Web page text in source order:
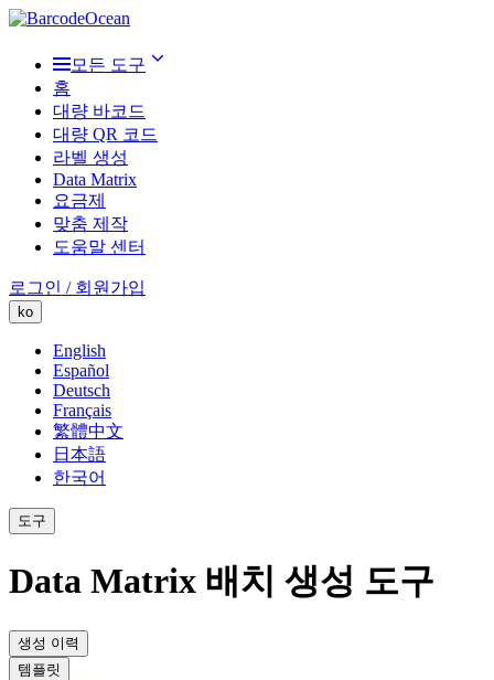
모든 도구
홈
대량 바코드
대량 QR 코드
라벨 생성
Data Matrix
요금제
맞춤 제작
도움말 센터
로그인 / 회원가입
ko
English
Español
Deutsch
Français
繁體中文
日本語
한국어
도구
Data Matrix 배치 생성 도구
생성 이력
템플릿